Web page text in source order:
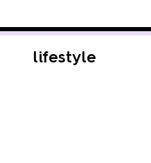
lifestyle